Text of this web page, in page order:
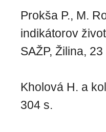
Prokša P., M.
indikátorov
SAŽP, Žilina, 23
Kholová H. a
304 s.